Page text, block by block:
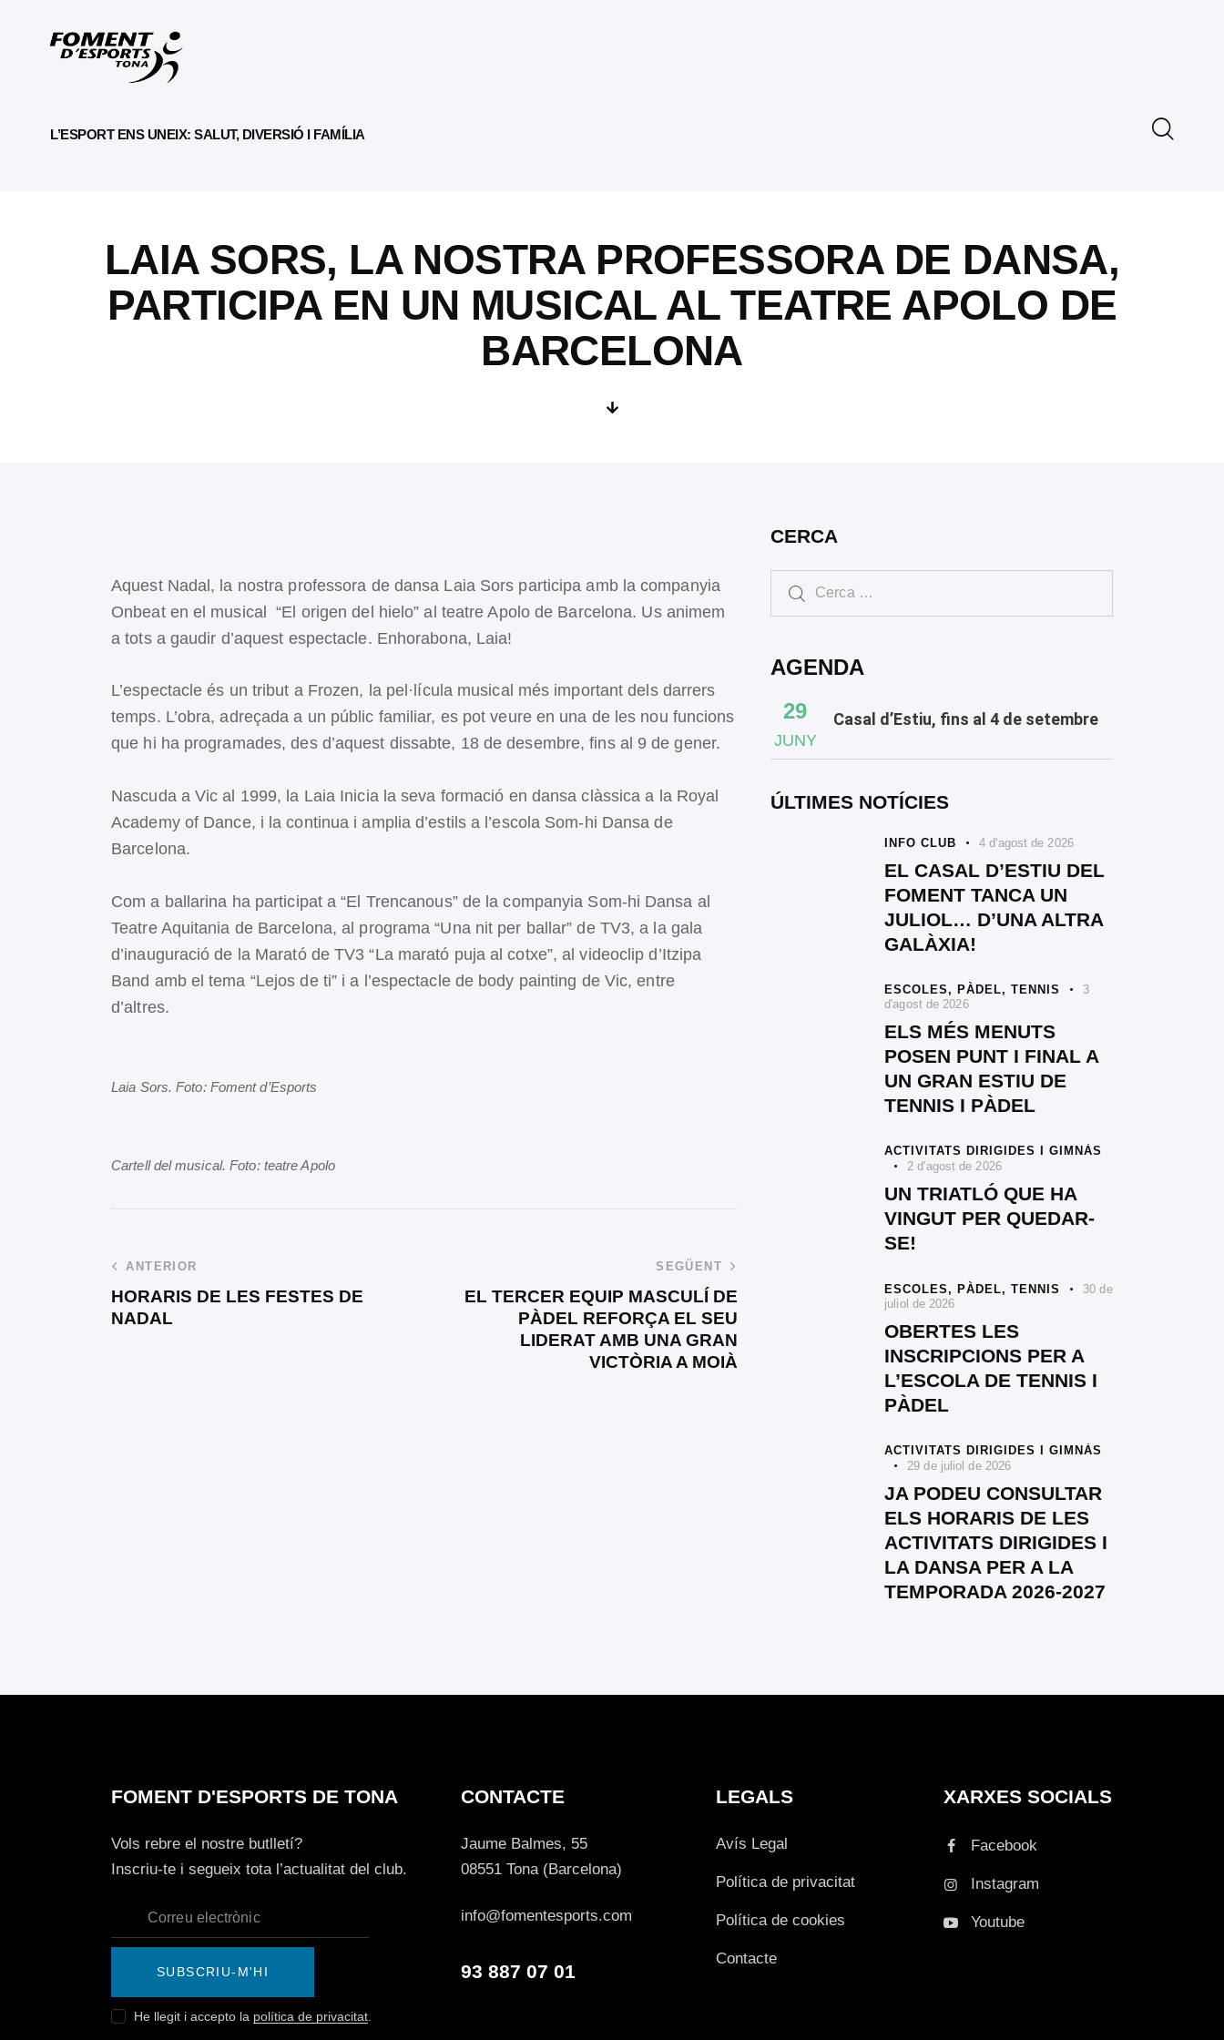
L’ESPORT ENS UNEIX: SALUT, DIVERSIÓ I FAMÍLIA
LAIA SORS, LA NOSTRA PROFESSORA DE DANSA,
PARTICIPA EN UN MUSICAL AL TEATRE APOLO DE
BARCELONA
Aquest Nadal, la nostra professora de dansa Laia Sors participa amb la companyia
Onbeat en el musical “El origen del hielo” al teatre Apolo de Barcelona. Us animem
a tots a gaudir d’aquest espectacle. Enhorabona, Laia!
L’espectacle és un tribut a Frozen, la pel·lícula musical més important dels darrers
temps. L’obra, adreçada a un públic familiar, es pot veure en una de les nou funcions
que hi ha programades, des d’aquest dissabte, 18 de desembre, fins al 9 de gener.
Nascuda a Vic al 1999, la Laia Inicia la seva formació en dansa clàssica a la Royal
Academy of Dance, i la continua i amplia d’estils a l’escola Som-hi Dansa de
Barcelona.
Com a ballarina ha participat a “El Trencanous” de la companyia Som-hi Dansa al
Teatre Aquitania de Barcelona, al programa “Una nit per ballar” de TV3, a la gala
d’inauguració de la Marató de TV3 “La marató puja al cotxe”, al videoclip d’Itzipa
Band amb el tema “Lejos de ti” i a l’espectacle de body painting de Vic, entre
d’altres.
Laia Sors. Foto: Foment d’Esports
Cartell del musical. Foto: teatre Apolo
ANTERIOR
HORARIS DE LES FESTES DE
NADAL
SEGÜENT
EL TERCER EQUIP MASCULÍ DE
PÀDEL REFORÇA EL SEU
LIDERAT AMB UNA GRAN
VICTÒRIA A MOIÀ
CERCA
AGENDA
29
JUNY
Casal d’Estiu, fins al 4 de setembre
ÚLTIMES NOTÍCIES
INFO CLUB 4 d'agost de 2026
EL CASAL D’ESTIU DEL
FOMENT TANCA UN
JULIOL… D’UNA ALTRA
GALÀXIA!
ESCOLES, PÀDEL,TENNIS
3
d'agost de 2026
ELS MÉS MENUTS
POSEN PUNT I FINAL A
UN GRAN ESTIU DE
TENNIS I PÀDEL
ACTIVITATS DIRIGIDES I GIMNÀS
2 d'agost de 2026
UN TRIATLÓ QUE HA
VINGUT PER QUEDAR-
SE!
ESCOLES, PÀDEL,TENNIS
30 de
juliol de 2026
OBERTES LES
INSCRIPCIONS PER A
L’ESCOLA DE TENNIS I
PÀDEL
ACTIVITATS DIRIGIDES I GIMNÀS
29 de juliol de 2026
JA PODEU CONSULTAR
ELS HORARIS DE LES
ACTIVITATS DIRIGIDES I
LA DANSA PER A LA
TEMPORADA 2026-2027
FOMENT D'ESPORTS DE TONA
Vols rebre el nostre butlletí?
Inscriu-te i segueix tota l’actualitat del club.
SUBSCRIU-M'HI
He llegit i accepto la política de privacitat.
CONTACTE
Jaume Balmes, 55
08551 Tona (Barcelona)
info@fomentesports.com
93 887 07 01
LEGALS
Avís Legal
Política de privacitat
Política de cookies
Contacte
XARXES SOCIALS
Facebook
Instagram
Youtube